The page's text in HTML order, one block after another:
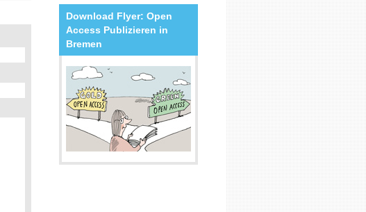
Download Flyer: Open
Access Publizieren in
Bremen